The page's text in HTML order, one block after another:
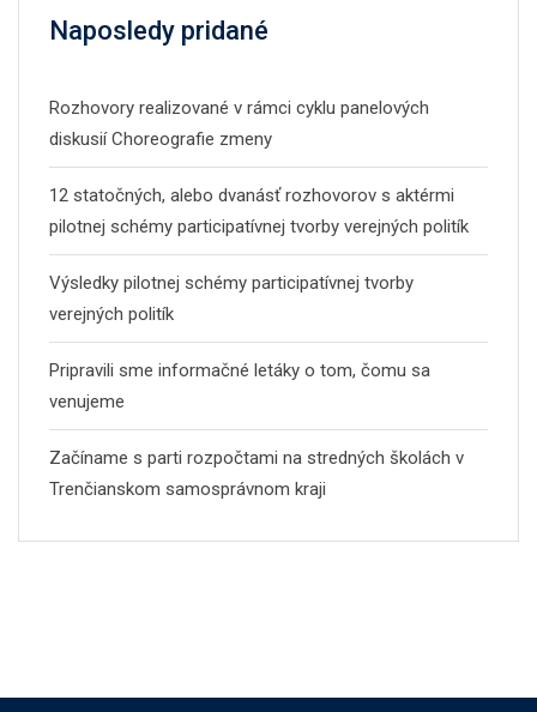
Naposledy pridané
Rozhovory realizované v rámci cyklu panelových
diskusií Choreografie zmeny
12 statočných, alebo dvanásť rozhovorov s aktérmi
pilotnej schémy participatívnej tvorby verejných politík
Výsledky pilotnej schémy participatívnej tvorby
verejných politík
Pripravili sme informačné letáky o tom, čomu sa
venujeme
Začíname s parti rozpočtami na stredných školách v
Trenčianskom samosprávnom kraji